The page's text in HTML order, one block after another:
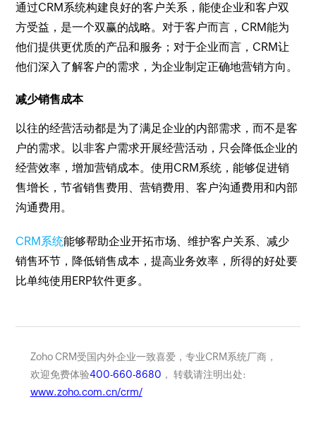
通过CRM系统构建良好的客户关系，能使企业和客户双
方受益，是一个双赢的战略。对于客户而言，CRM能为
他们提供更优质的产品和服务；对于企业而言，CRM让
他们深入了解客户的需求，为企业制定正确地营销方向。
减少销售成本
以往的经营活动都是为了满足企业的内部需求，而不是客
户的需求。以非客户需求开展经营活动，只会降低企业的
经营效率，增加营销成本。使用CRM系统，能够促进销
售增长，节省销售费用、营销费用、客户沟通费用和内部
沟通费用。
CRM系统能够帮助企业开拓市场、维护客户关系、减少
销售环节，降低销售成本，提高业务效率，所得的好处要
比单纯使用ERP软件更多。
Zoho CRM受国内外企业一致喜爱，专业CRM系统厂商，
欢迎免费体验400-660-8680 ， 转载请注明出处:
www.zoho.com.cn/crm/